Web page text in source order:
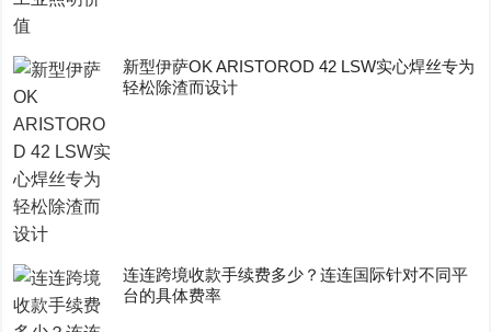
新型伊萨OK ARISTOROD 42 LSW实心焊丝专为
轻松除渣而设计
连连跨境收款手续费多少？连连国际针对不同平
台的具体费率